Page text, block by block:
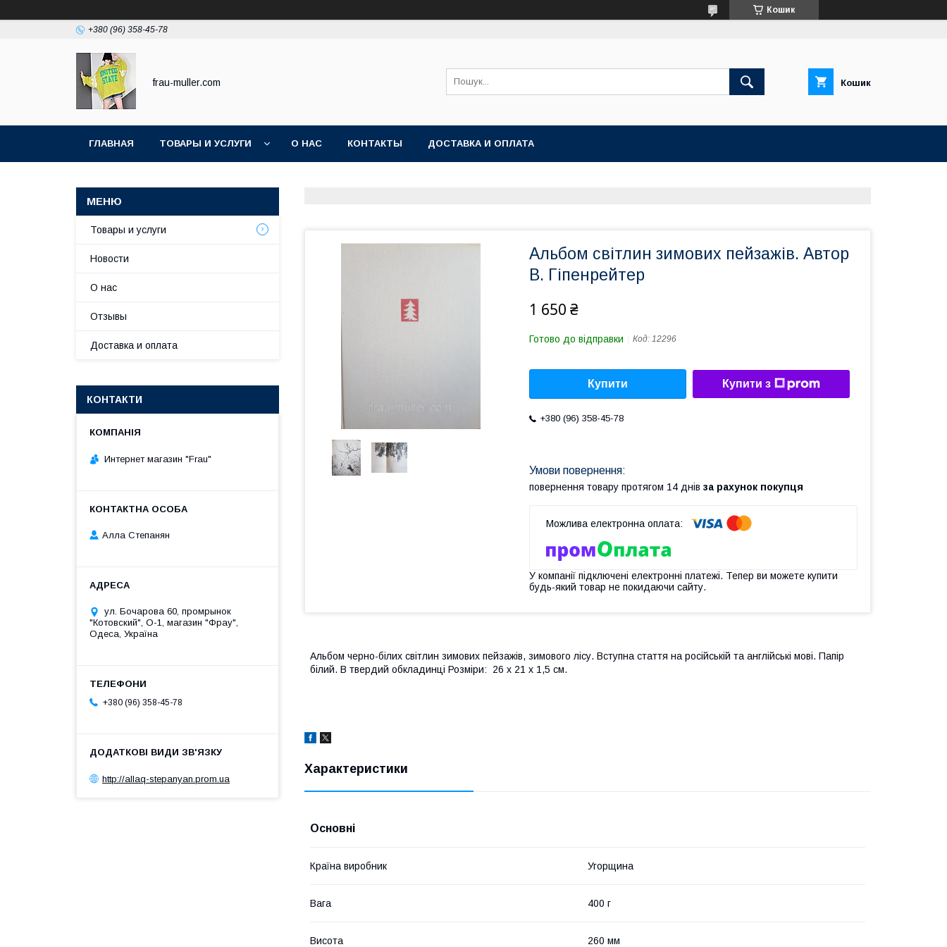
Кошик
+380 (96) 358-45-78
frau-muller.com Кошик
ГЛАВНАЯ ТОВАРЫ И УСЛУГИ О НАС КОНТАКТЫ ДОСТАВКА И ОПЛАТА
Альбом світлин зимових пейзажів. Автор
В. Гіпенрейтер
1 650 ₴
Готово до відправки Код: 12296
Купити Купити з
+380 (96) 358-45-78
повернення товару протягом 14 днів за рахунок покупця
У компанії підключені електронні платежі. Тепер ви можете купити
будь-який товар не покидаючи сайту.
Альбом черно-білих світлин зимових пейзажів, зимового лісу. Вступна стаття на російській та англійські мові. Папір
білий. В твердий обкладинці Розміри: 26 х 21 х 1,5 см.
Характеристики
Основні
Країна виробник Угорщина
Вага 400 г
Висота 260 мм
Товары и услуги
Новости
О нас
Отзывы
Доставка и оплата
КОНТАКТИ
Интернет магазин "Frau"
Алла Степанян
ул. Бочарова 60, промрынок
"Котовский", О-1, магазин "Фрау",
Одеса, Україна
+380 (96) 358-45-78
http://allaq-stepanyan.prom.ua